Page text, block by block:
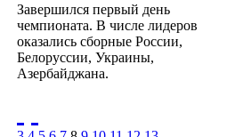
Завершился первый день
чемпионата. В числе лидеров
оказались сборные России,
Белоруссии, Украины,
Азербайджана.